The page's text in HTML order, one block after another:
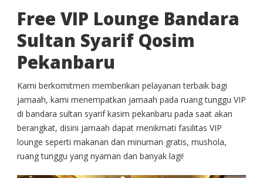
Free VIP Lounge Bandara
Sultan Syarif Qosim
Pekanbaru
Kami berkomitmen memberikan pelayanan terbaik bagi
jamaah, kami menempatkan jamaah pada ruang tunggu VIP
di bandara sultan syarif kasim pekanbaru pada saat akan
berangkat, disini jamaah dapat menikmati fasilitas VIP
lounge seperti makanan dan minuman gratis, mushola,
ruang tunggu yang nyaman dan banyak lagi!